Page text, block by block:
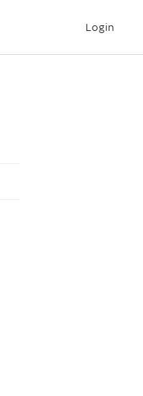
Login